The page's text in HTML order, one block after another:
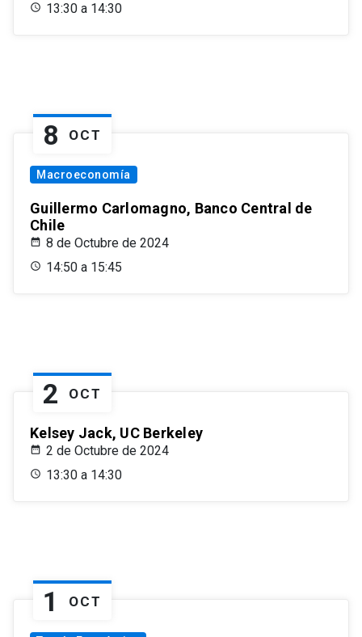
13:30 a 14:30
8 OCT
Macroeconomía
Guillermo Carlomagno, Banco Central de
Chile
8 de Octubre de 2024
14:50 a 15:45
2 OCT
Kelsey Jack, UC Berkeley
2 de Octubre de 2024
13:30 a 14:30
1 OCT